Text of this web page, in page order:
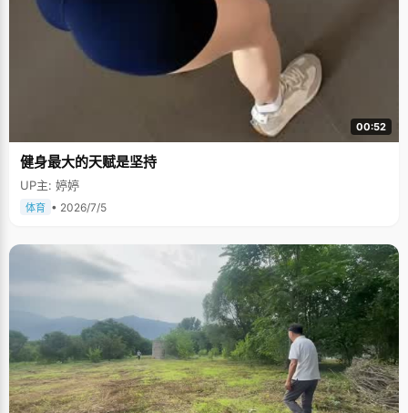
00:52
健身最大的天赋是坚持
UP主: 婷婷
体育 • 2026/7/5